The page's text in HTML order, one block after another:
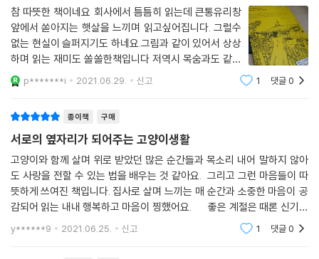
참 따뜻한 책이네요 회사에서 틈틈히 읽는데 큰통유리창
앞에서 쏟아지는 햇살을 느끼며 읽고싶어집니다. 그럴수
없는 현실이 슬퍼지기도 하네요.그림과 같이 있어서 상상
하며 읽는 재미도 쏠쏠한책입니다 저역시 목숨과도 같이
제아이를 사랑하는데 그마음 표현 제대로 하고있는지도
다시한번 되새겨보게됩니다. 오늘부터라도 아이와 함께
p*******i 2021.06.29. 신고 1 댓글0
종이책 구매
서로의 옆자리가 되어주는 고양이생활
고양이와 함께 살며 위로 받았던 많은 순간들과 목소리 내어 말하지 않아
도 사랑을 전할 수 있는 법을 배우는 것 같아요. 그리고 그런 마음들이 따
뜻하게 쓰여진 책입니다. 집사로 살며 느끼는 매 순간과 소중한 마음이 공
감되어 읽는 내내 행복하고 마음이 찡했어요. 좋은 계절은 때론 신기하
게도 마음의 무게를 가볍게 해주기도 한다. 어떤 고민도 "뭐 이렇게
y******9 2021.06.25. 신고 1 댓글0